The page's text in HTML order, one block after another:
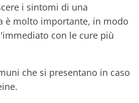
i sintomi di una
è molto importante, in modo
con le cure più
che si presentano in caso